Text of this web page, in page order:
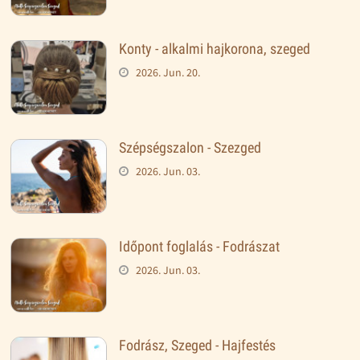
Konty - alkalmi hajkorona, szeged
2026. Jun. 20.
Szépségszalon - Szezged
2026. Jun. 03.
Időpont foglalás - Fodrászat
2026. Jun. 03.
Fodrász, Szeged - Hajfestés